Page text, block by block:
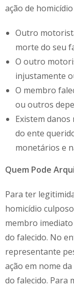
ação de
Outro
morte do seu
O outro
injustamente
O membro
ou outros
Existem
do ente
monetários e
Quem Pode
Para ter
homicídio
membro
do falecido. No
representante
ação em nome
do falecido. Para